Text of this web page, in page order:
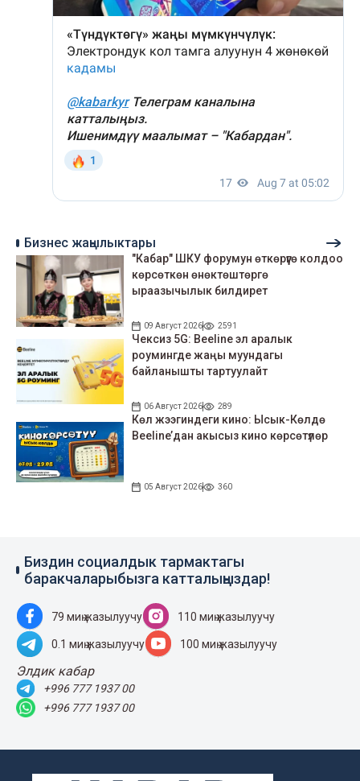
Бизнес жаңылыктары
"Кабар" ШКУ форумун өткөрүүгө колдоо
көрсөткөн өнөктөштөргө
ыраазычылык билдирет
09 Август 2026 2591
Чексиз 5G: Beeline эл аралык
роумингде жаңы муундагы
байланышты тартуулайт
06 Август 2026 289
Көл жээгиндеги кино: Ысык-Көлдө
Beeline’дан акысыз кино көрсөтүлөр
05 Август 2026 360
Биздин социалдык тармактагы
баракчаларыбызга катталыңыздар!
79 миң жазылуучу 110 миң жазылуучу
0.1 миң жазылуучу 100 миң жазылуучу
Элдик кабар
+996 777 1937 00
+996 777 1937 00